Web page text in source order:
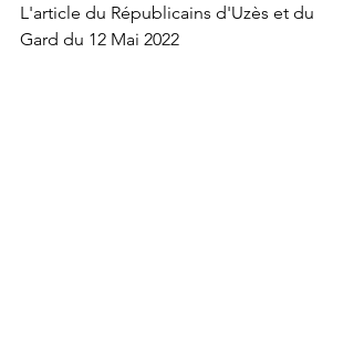
L'article du Républicains d'Uzès et du
Gard du 12 Mai 2022